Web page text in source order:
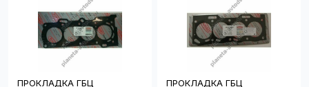
ПРОКЛАДКА ГБЦ
ПРОКЛАДКА ГБЦ